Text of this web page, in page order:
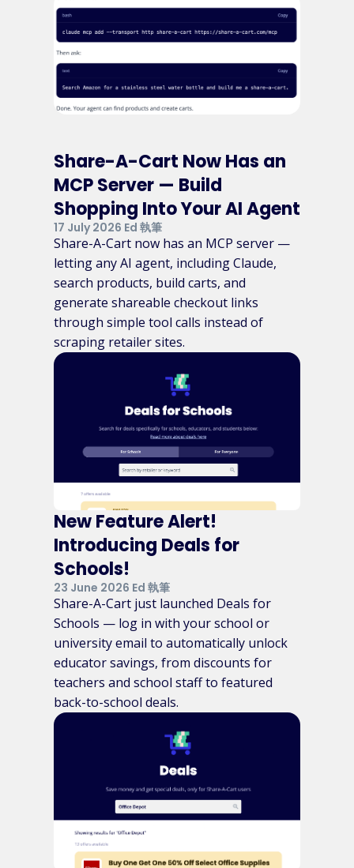
Share-A-Cart Now Has an
MCP Server — Build
Shopping Into Your AI Agent
17 July 2026 Ed 執筆
Share-A-Cart now has an MCP server —
letting any AI agent, including Claude,
search products, build carts, and
generate shareable checkout links
through simple tool calls instead of
scraping retailer sites.
New Feature Alert!
Introducing Deals for
Schools!
23 June 2026 Ed 執筆
Share-A-Cart just launched Deals for
Schools — log in with your school or
university email to automatically unlock
educator savings, from discounts for
teachers and school staff to featured
back-to-school deals.